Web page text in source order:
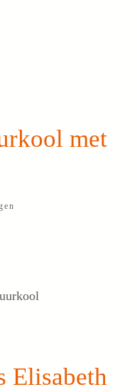
met
Elisabeth